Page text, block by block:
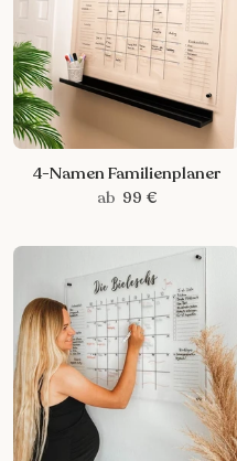
4-Namen Familienplaner
ab 99 €